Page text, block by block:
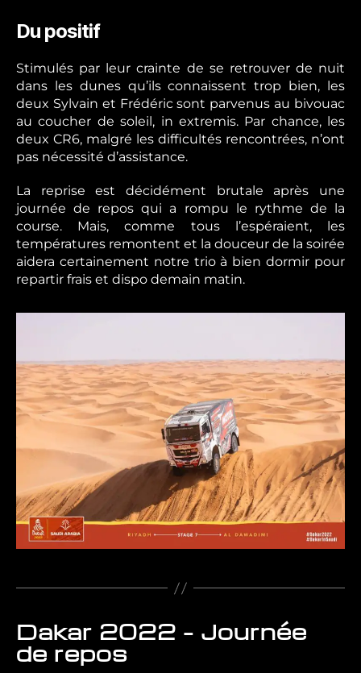
Du positif
Stimulés par leur crainte de se retrouver de nuit
dans les dunes qu’ils connaissent trop bien, les
deux Sylvain et Frédéric sont parvenus au bivouac
au coucher de soleil, in extremis. Par chance, les
deux CR6, malgré les difficultés rencontrées, n’ont
pas nécessité d’assistance.
La reprise est décidément brutale après une
journée de repos qui a rompu le rythme de la
course. Mais, comme tous l’espéraient, les
températures remontent et la douceur de la soirée
aidera certainement notre trio à bien dormir pour
repartir frais et dispo demain matin.
Catégories
Dakar 2022 – Journée
de repos